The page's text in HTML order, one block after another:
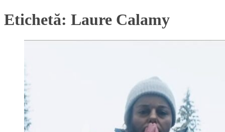
Etichetă: Laure Calamy